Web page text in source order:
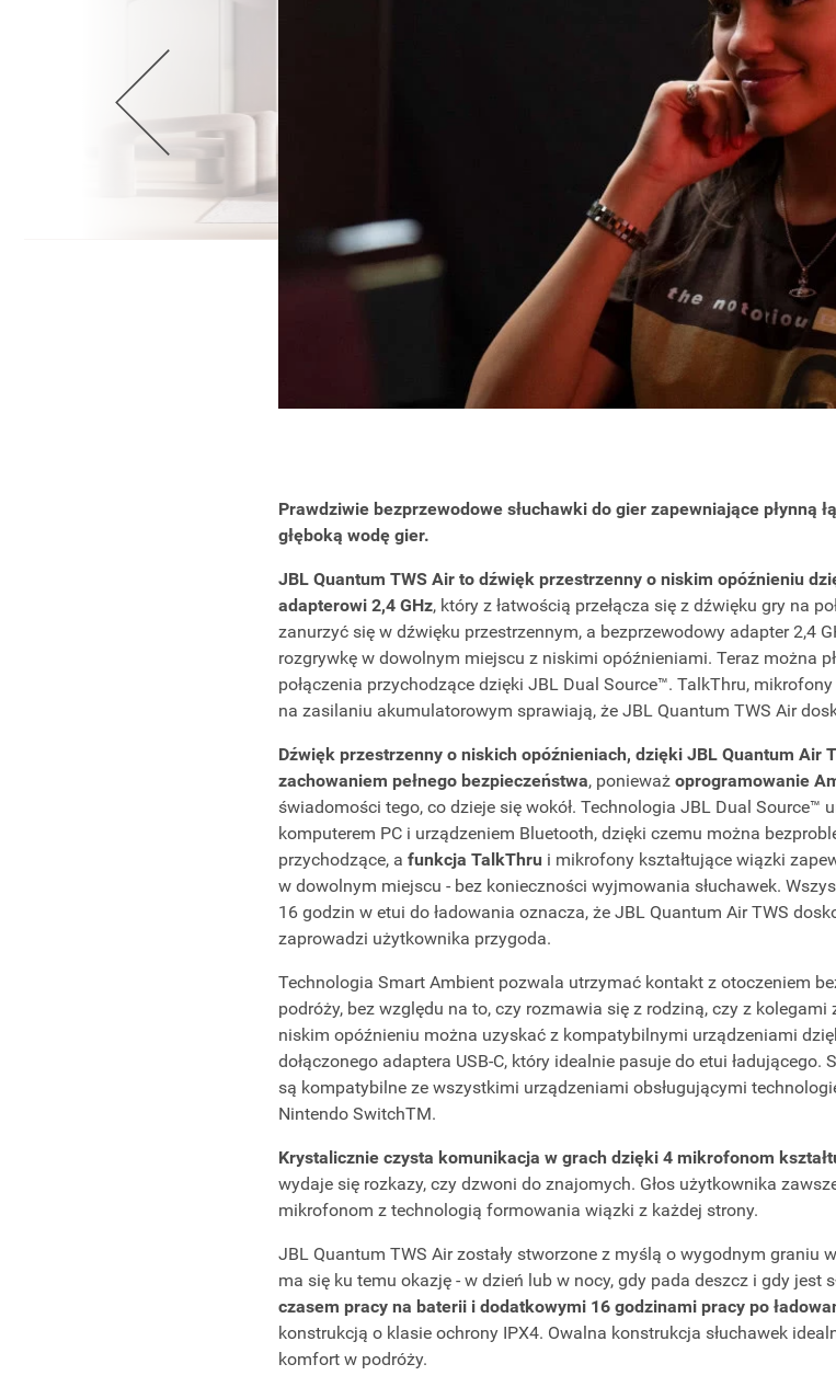
Prawdziwie bezprzewodowe słuchawki do gier zapewniające płynną
głęboką wodę gier.
JBL Quantum TWS Air to dźwięk przestrzenny o niskim opóźnieniu
adapterowi 2,4 GHz, który z łatwością przełącza się z dźwięku gry na
zanurzyć się w dźwięku przestrzennym, a bezprzewodowy adapter 2,4
rozgrywkę w dowolnym miejscu z niskimi opóźnieniami. Teraz można
połączenia przychodzące dzięki JBL Dual Source™. TalkThru,
na zasilaniu akumulatorowym sprawiają, że JBL Quantum TWS Air
Dźwięk przestrzenny o niskich opóźnieniach, dzięki JBL Quantum Air
zachowaniem pełnego bezpieczeństwa, ponieważ oprogramowanie
świadomości tego, co dzieje się wokół. Technologia JBL Dual Source™
komputerem PC i urządzeniem Bluetooth, dzięki czemu można
przychodzące, a funkcja TalkThru i mikrofony kształtujące wiązki
w dowolnym miejscu - bez konieczności wyjmowania słuchawek.
16 godzin w etui do ładowania oznacza, że JBL Quantum Air TWS
zaprowadzi użytkownika przygoda.
Technologia Smart Ambient pozwala utrzymać kontakt z otoczeniem
podróży, bez względu na to, czy rozmawia się z rodziną, czy z kolegami
niskim opóźnieniu można uzyskać z kompatybilnymi urządzeniami
dołączonego adaptera USB-C, który idealnie pasuje do etui ładującego.
są kompatybilne ze wszystkimi urządzeniami obsługującymi
Nintendo SwitchTM.
Krystalicznie czysta komunikacja w grach dzięki 4 mikrofonom
wydaje się rozkazy, czy dzwoni do znajomych. Głos użytkownika
mikrofonom z technologią formowania wiązki z każdej strony.
JBL Quantum TWS Air zostały stworzone z myślą o wygodnym graniu
ma się ku temu okazję - w dzień lub w nocy, gdy pada deszcz i gdy jest
czasem pracy na baterii i dodatkowymi 16 godzinami pracy po
konstrukcją o klasie ochrony IPX4. Owalna konstrukcja słuchawek
komfort w podróży.